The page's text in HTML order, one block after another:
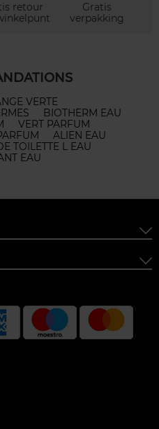
retour
Gratis
verpakking
VERTE
BIOTHERM EAU
VERT PARFUM
ALIEN EAU
TOILETTE L EAU
EAU